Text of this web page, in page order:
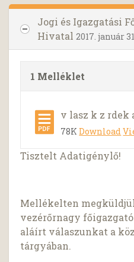
Jogi és Igazgatási
Hivatal 2017. január 31.
1 Melléklet
v lasz k z rdek
78KDownload
Tisztelt Adatigénylő!
Mellékelten
vezérőrnagy
aláírt válaszunkat a
tárgyában.